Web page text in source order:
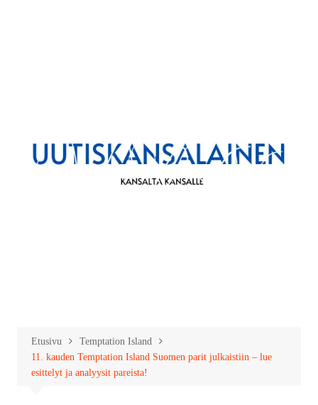
Etusivu
Temptation Island
11. kauden Temptation Island Suomen parit julkaistiin – lue
esittelyt ja analyysit pareista!